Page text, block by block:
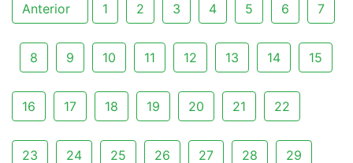
Anterior 1 2 3 4 5 6 7
8 9 10 11 12 13 14 15
16 17 18 19 20 21 22
23 24 25 26 27 28 29